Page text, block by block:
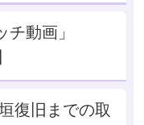
チ動画」
復旧までの取